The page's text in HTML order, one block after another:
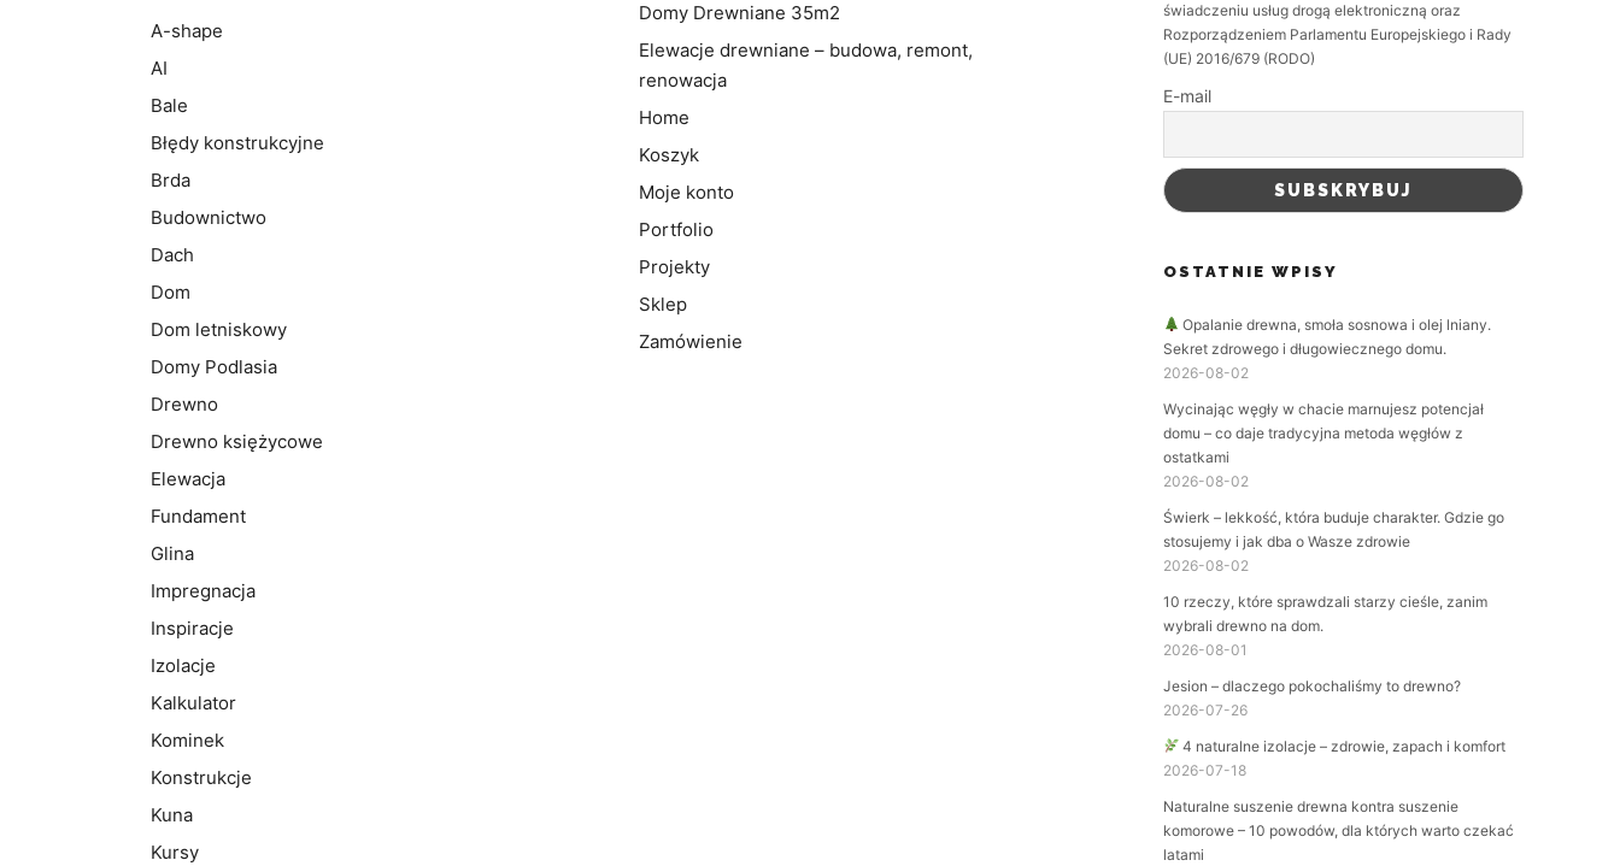
A-shape
AI
Bale
Błędy konstrukcyjne
Brda
Budownictwo
Dach
Dom
Dom letniskowy
Domy Podlasia
Drewno
Drewno księżycowe
Elewacja
Fundament
Glina
Impregnacja
Inspiracje
Izolacje
Kalkulator
Kominek
Konstrukcje
Kuna
Kursy
Domy Drewniane 35m2
Elewacje drewniane – budowa, remont,
renowacja
Home
Koszyk
Moje konto
Portfolio
Projekty
Sklep
Zamówienie
świadczeniu usług drogą elektroniczną oraz
Rozporządzeniem Parlamentu Europejskiego i Rady
(UE) 2016/679 (RODO)
E-mail
OSTATNIE WPISY
Opalanie drewna, smoła sosnowa i olej lniany.
Sekret zdrowego i długowiecznego domu.
2026-08-02
Wycinając węgły w chacie marnujesz potencjał
domu – co daje tradycyjna metoda węgłów z
ostatkami
2026-08-02
Świerk – lekkość, która buduje charakter. Gdzie go
stosujemy i jak dba o Wasze zdrowie
2026-08-02
10 rzeczy, które sprawdzali starzy cieśle, zanim
wybrali drewno na dom.
2026-08-01
Jesion – dlaczego pokochaliśmy to drewno?
2026-07-26
4 naturalne izolacje – zdrowie, zapach i komfort
2026-07-18
Naturalne suszenie drewna kontra suszenie
komorowe – 10 powodów, dla których warto czekać
latami